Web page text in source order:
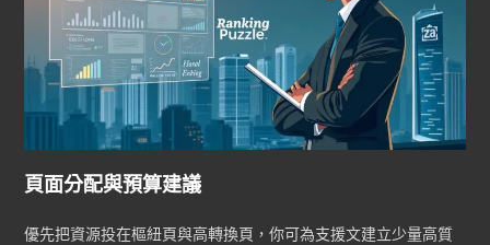
頁面分配與預算建議
優先把資源投在樞紐頁與高轉換頁，你可為支援文建立少量高質